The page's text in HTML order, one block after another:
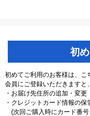
初
初めてご利用のお客様は、こ
会員にご登録いただきますと
・お届け先住所の追加・変更
・クレジットカード情報の保
(次回ご購入時にカード番